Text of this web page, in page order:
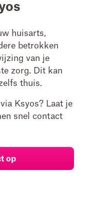
huisarts,
betrokken
van je
zorg. Dit kan
thuis.
Ksyos? Laat je
snel contact
op